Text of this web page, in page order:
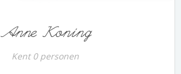
Anne Koning
Kent 0 personen